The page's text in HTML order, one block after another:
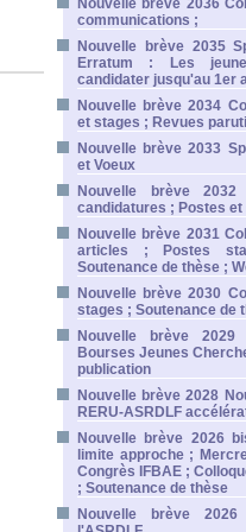
Nouvelle brève 2036
communications ;
Nouvelle brève 2035
Erratum : Les
candidater jusqu'au 1er
Nouvelle brève 2034
et stages ; Revues
Nouvelle brève 2033
et Voeux
Nouvelle brève
candidatures ; Postes et
Nouvelle brève 2031
articles ; Postes
Soutenance de thèse ;
Nouvelle brève 2030
stages ; Soutenance de
Nouvelle brève
Bourses Jeunes
publication
Nouvelle brève 2028
RERU-ASRDLF
Nouvelle brève 2026
limite approche ;
Congrès IFBAE ;
; Soutenance de thèse
Nouvelle brève